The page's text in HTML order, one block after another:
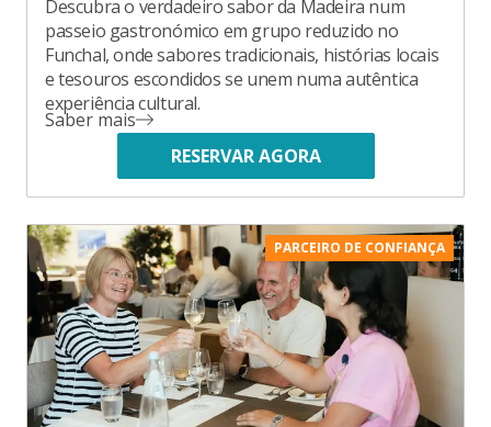
Descubra o verdadeiro sabor da Madeira num
passeio gastronómico em grupo reduzido no
Funchal, onde sabores tradicionais, histórias locais
e tesouros escondidos se unem numa autêntica
experiência cultural.
Saber mais
RESERVAR AGORA
PARCEIRO DE CONFIANÇA